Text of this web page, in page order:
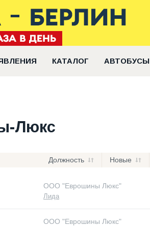
КАТАЛОГ АВТОБУСЫ
Люкс
Должность Новые
ООО "Еврошины Люкс"
Лида
ООО "Еврошины Люкс"